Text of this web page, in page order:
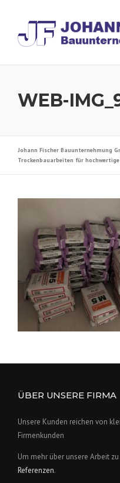
content
WEB-
Johann Fischer Bauunternehmung
Trockenbauarbeiten für
ÜBER UNSERE FIRMA
Unsere Kunden reichen von
Firmenkunden
Um mehr über unsere Arbeit
Referenzen.